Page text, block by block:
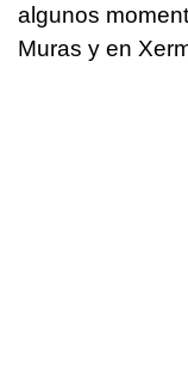
algunos
Muras y en